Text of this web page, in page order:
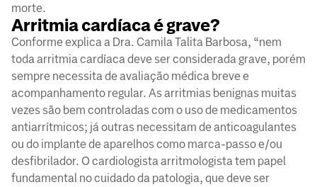
morte.
Arritmia cardíaca é grave?
Conforme explica a Dra. Camila Talita Barbosa, “nem
toda arritmia cardíaca deve ser considerada grave, porém
sempre necessita de avaliação médica breve e
acompanhamento regular. As arritmias benignas muitas
vezes são bem controladas com o uso de medicamentos
antiarrítmicos; já outras necessitam de anticoagulantes
ou do implante de aparelhos como marca-passo e/ou
desfibrilador. O cardiologista arritmologista tem papel
fundamental no cuidado da patologia, que deve ser